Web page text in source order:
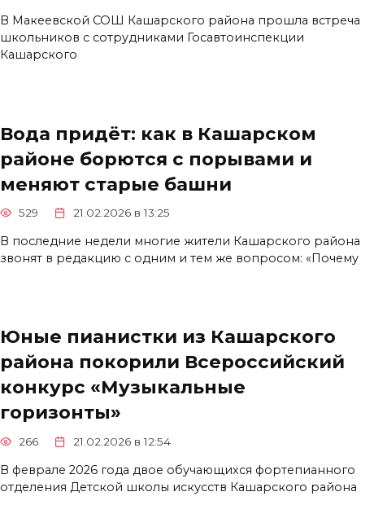
В Макеевской СОШ Кашарского района прошла встреча
школьников с сотрудниками Госавтоинспекции
Кашарского
Вода придёт: как в Кашарском
районе борются с порывами и
меняют старые башни
529 21.02.2026 в 13:25
В последние недели многие жители Кашарского района
звонят в редакцию с одним и тем же вопросом: «Почему
Юные пианистки из Кашарского
района покорили Всероссийский
конкурс «Музыкальные
горизонты»
266 21.02.2026 в 12:54
В феврале 2026 года двое обучающихся фортепианного
отделения Детской школы искусств Кашарского района